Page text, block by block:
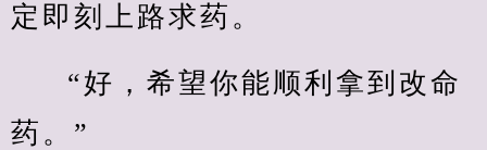
定即刻上路求药。
“好，希望你能顺利拿到改命
药。”